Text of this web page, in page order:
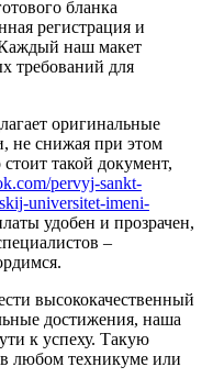
бланка
регистрация и
наш макет
требований для
оригинальные
не снижая при этом
стоит такой документ,
pervyj-sankt-
universitet-imeni-
удобен и прозрачен,
–
высококачественный
достижения, наша
к успеху. Такую
любом техникуме или